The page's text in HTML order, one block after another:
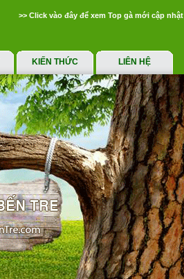
>> Click vào đây để xem Top gà mới cập nhật
KIẾN THỨC LIÊN HỆ